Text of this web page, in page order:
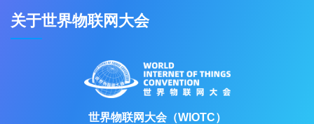
关于世界物联网大会
世界物联网大会（WIOTC）